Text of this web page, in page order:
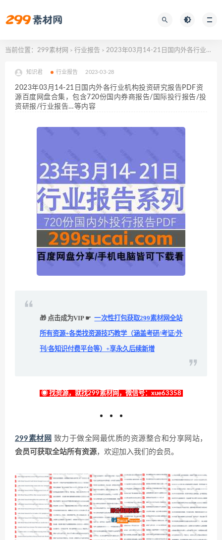
当前位置： 299素材网 > 行业报告 > 2023年03月14-21日国内外各行业机构投资研究报告PDF资源百度网盘合集，包含720份国内券商报告/国际投行报告/投资研报/行业报告…等内容
知识君 行业报告 2023-03-28
2023年03月14-21日国内外各行业机构投资研究报告PDF资
源百度网盘合集，包含720份国内券商报告/国际投行报告/投
资研报/行业报告…等内容
🎁 点击成为VIP ☛ 一次性打包获取299素材网全站
所有资源+各类找资源技巧教学（涵盖考研/考证/外
刊/各知识付费平台等）+享永久后续新增
◉ 找资源，就找299素材网，微信号：xue63358
299素材网 致力于做全网最优质的资源整合和分享网站，
会员可获取全站所有资源，欢迎加入我们的会员。